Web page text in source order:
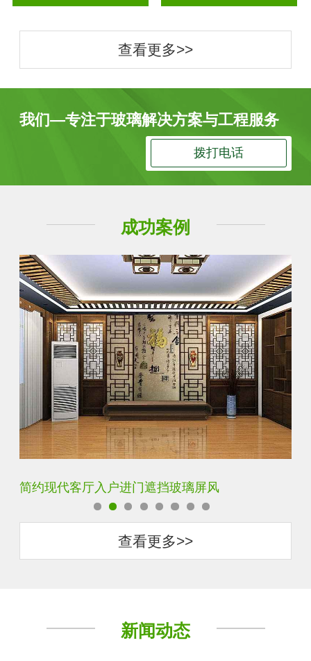
查看更多>>
我们—专注于玻璃解决方案与工程服务
拨打电话
成功案例
客厅入户进门遮挡玻璃屏风
查看更多>>
新闻动态